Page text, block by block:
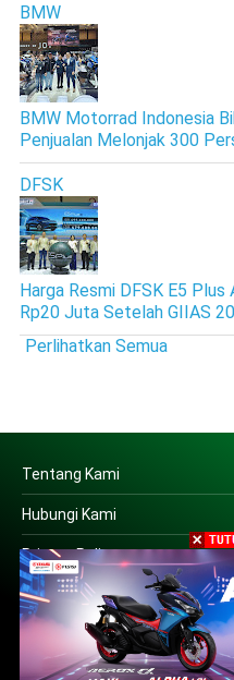
BMW
BMW Motorrad Indonesia
Penjualan Melonjak 300
DFSK
Harga Resmi DFSK E5 Plus
Rp20 Juta Setelah GIIAS
Perlihatkan Semua
Tentang Kami
Hubungi Kami
Privacy Policy
Copyright © 2016 |